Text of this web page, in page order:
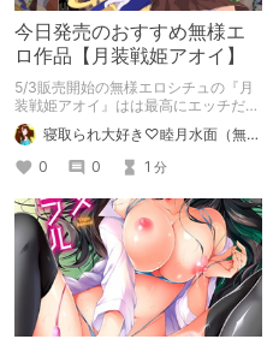
今日発売のおすすめ無様エ
ロ作品【月装戦姫アオイ】
5/3販売開始の無様エロシチュの『月
装戦姫アオイ』はは最高にエッチだか
ら買おうな！
寝取られ大好き♡睦月水面（無様や洗脳シチュも好きだよっ！）
0
0 1 分